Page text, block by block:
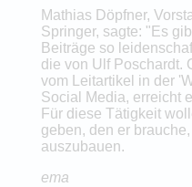
Mathias Döpfner,
Springer, sagte: "Es
Beiträge so
die von Ulf Poschardt.
vom Leitartikel in der
Social Media, erreicht
Für diese Tätigkeit
geben, den er
auszubauen.
ema